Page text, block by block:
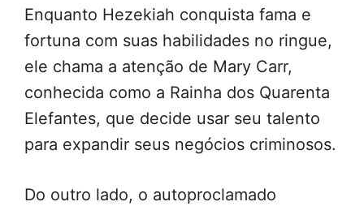
Enquanto Hezekiah conquista fama e
fortuna com suas habilidades no ringue,
ele chama a atenção de Mary Carr,
conhecida como a Rainha dos Quarenta
Elefantes, que decide usar seu talento
para expandir seus negócios criminosos.
Do outro lado, o autoproclamado